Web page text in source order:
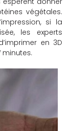
végétales.
si la
les experts
en 3D